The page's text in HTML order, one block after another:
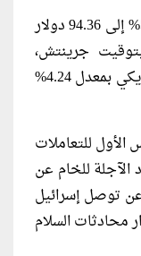
انخفضت العقود الآجلة لخام برنت 5.35% إلى 94.36 دولار
6:44 مساءً بتوقيت جرينتش،
وهبط خام غرب تكساس الوسيط الأمريكي بمعدل 4.24%
للتعاملات
الآجلة للخام ⁠عن
توصل إسرائيل
محادثات السلام